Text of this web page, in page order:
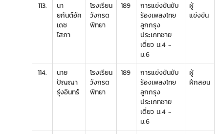
113.
นา
ยกันต์อัค
เดช
โสภา
โรงเรียน
วังกรด
พิทยา
189
การแข่งขันขับ
ร้องเพลงไทย
ลูกกรุง
ประเภทชาย
เดี่ยว ม.4 -
ม.6
ผู้
แข่งขัน
114.
นาย
ปัญญา
รุ่งอินทร์
โรงเรียน
วังกรด
พิทยา
189
การแข่งขันขับ
ร้องเพลงไทย
ลูกกรุง
ประเภทชาย
เดี่ยว ม.4 -
ม.6
ผู้
ฝึกสอน